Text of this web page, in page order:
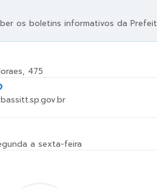
475
a sexta-feira
os boletins informativos da